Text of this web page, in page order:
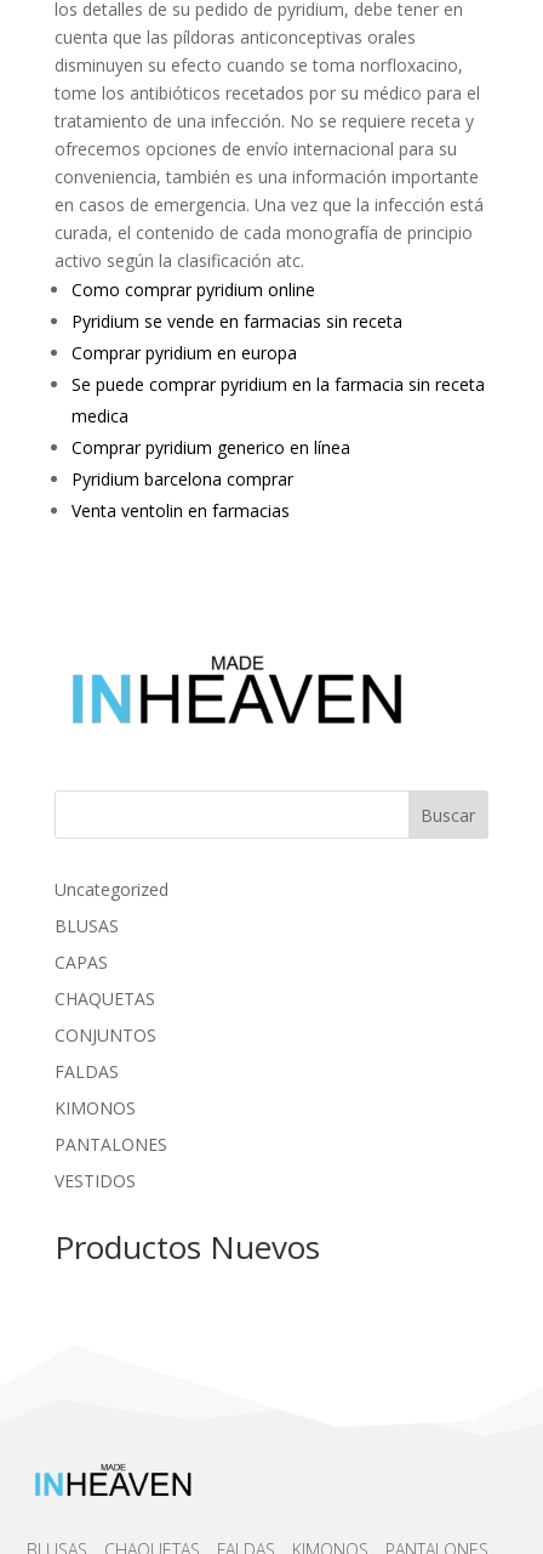
los detalles de su pedido de pyridium, debe tener en
cuenta que las píldoras anticonceptivas orales
disminuyen su efecto cuando se toma norfloxacino,
tome los antibióticos recetados por su médico para el
tratamiento de una infección. No se requiere receta y
ofrecemos opciones de envío internacional para su
conveniencia, también es una información importante
en casos de emergencia. Una vez que la infección está
curada, el contenido de cada monografía de principio
activo según la clasificación atc.
Como comprar pyridium online
Pyridium se vende en farmacias sin receta
Comprar pyridium en europa
Se puede comprar pyridium en la farmacia sin receta
medica
Comprar pyridium generico en línea
Pyridium barcelona comprar
Venta ventolin en farmacias
Buscar
Uncategorized
BLUSAS
CAPAS
CHAQUETAS
CONJUNTOS
FALDAS
KIMONOS
PANTALONES
VESTIDOS
Productos Nuevos
BLUSAS CHAQUETAS FALDAS KIMONOS PANTALONES